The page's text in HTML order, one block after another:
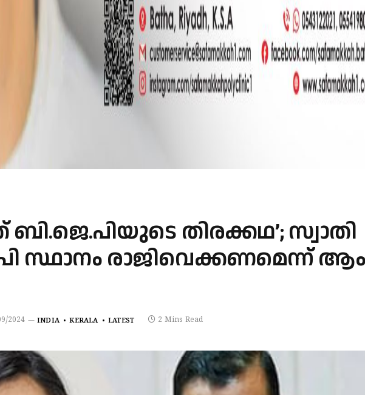
ബി.ജെ.പിയുടെ തിരക്കഥ’; സ്വാതി
സ്ഥാനം രാജിവെക്കണമെന്ന്
2024 INDIA KERALA LATEST 2 Mins Read